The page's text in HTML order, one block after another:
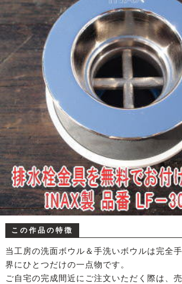
この作品の特徴
当工房の洗面ボウル＆手洗いボウルは完全
界にひとつだけの一点物です。
ご自宅の完成間近にご注文いただく際は、